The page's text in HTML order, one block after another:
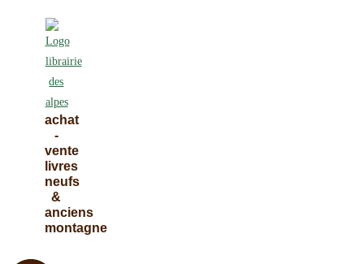
achat
-
vente
livres
neufs
&
anciens
montagne